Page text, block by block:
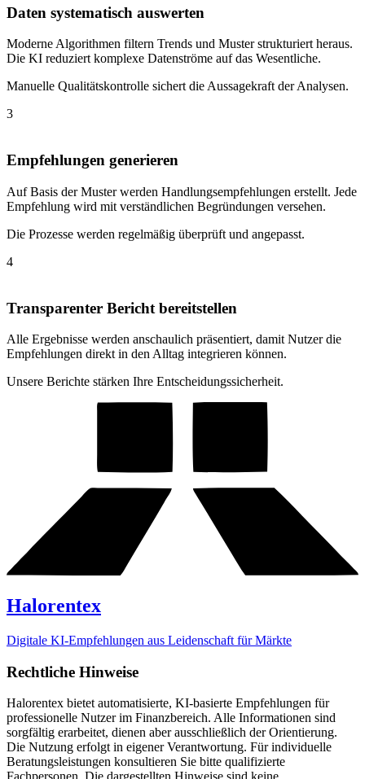
Daten systematisch auswerten
Moderne Algorithmen filtern Trends und Muster strukturiert heraus.
Die KI reduziert komplexe Datenströme auf das Wesentliche.
Manuelle Qualitätskontrolle sichert die Aussagekraft der Analysen.
3
Empfehlungen generieren
Auf Basis der Muster werden Handlungsempfehlungen erstellt. Jede
Empfehlung wird mit verständlichen Begründungen versehen.
Die Prozesse werden regelmäßig überprüft und angepasst.
4
Transparenter Bericht bereitstellen
Alle Ergebnisse werden anschaulich präsentiert, damit Nutzer die
Empfehlungen direkt in den Alltag integrieren können.
Unsere Berichte stärken Ihre Entscheidungssicherheit.
Halorentex
Digitale KI-Empfehlungen aus Leidenschaft für Märkte
Rechtliche Hinweise
Halorentex bietet automatisierte, KI-basierte Empfehlungen für
professionelle Nutzer im Finanzbereich. Alle Informationen sind
sorgfältig erarbeitet, dienen aber ausschließlich der Orientierung.
Die Nutzung erfolgt in eigener Verantwortung. Für individuelle
Beratungsleistungen konsultieren Sie bitte qualifizierte